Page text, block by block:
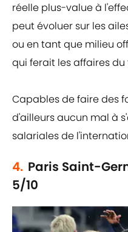
réelle plus-value à
peut évoluer sur les
ou en tant que milieu
qui ferait les affaires
Capables de faire des
d'ailleurs aucun mal à
salariales de
4. Paris Saint-
5/10